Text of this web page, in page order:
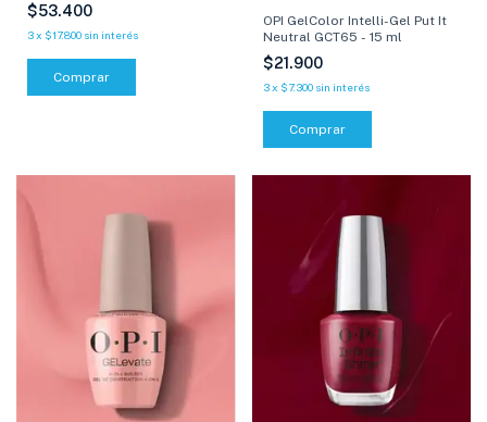
$53.400
3x $17.800 sin interés
OPI GelColor Intelli-Gel Put It
Neutral GCT65 - 15 ml
$21.900
3 x $7.300 sin interés
Comprar